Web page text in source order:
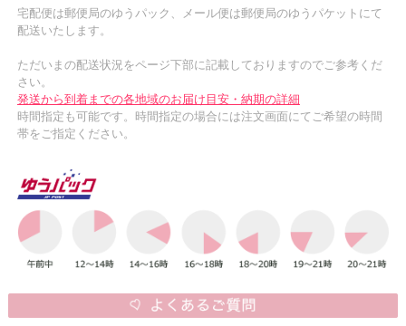
宅配便は郵便局のゆうパック、メール便は郵便局のゆうパケットにて
配送いたします。
ただいまの配送状況をページ下部に記載しておりますのでご参考くだ
さい。
発送から到着までの各地域のお届け目安・納期の詳細
時間指定も可能です。時間指定の場合には注文画面にてご希望の時間
帯をご指定ください。